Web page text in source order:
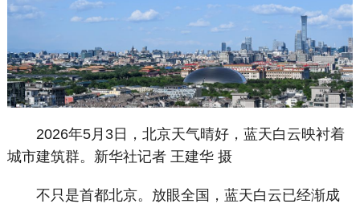
2026年5月3日，北京天气晴好，蓝天白云映衬着
城市建筑群。新华社记者 王建华 摄
不只是首都北京。放眼全国，蓝天白云已经渐成